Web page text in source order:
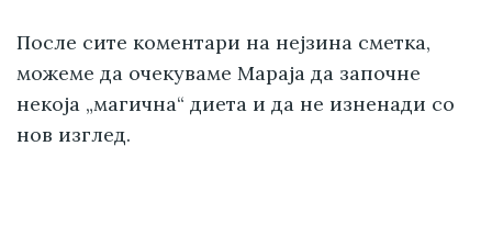
После сите коментари на нејзина сметка,
можеме да очекуваме Мараја да започне
некоја „магична“ диета и да не изненади со
нов изглед.